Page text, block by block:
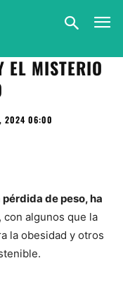
EL MISTERIO
2024 06:00
de peso, ha
, con algunos que la
la obesidad y otros